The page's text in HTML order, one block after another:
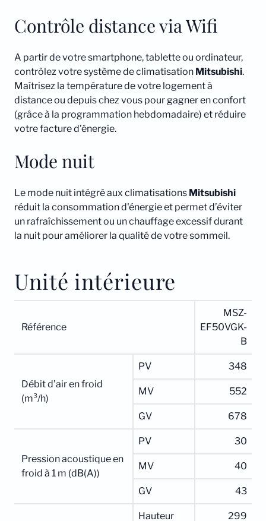
Contrôle distance via Wifi
A partir de votre smartphone, tablette ou ordinateur,
contrôlez votre système de climatisation Mitsubishi.
Maîtrisez la température de votre logement à
distance ou depuis chez vous pour gagner en confort
(grâce à la programmation hebdomadaire) et réduire
votre facture d’énergie.
Mode nuit
Le mode nuit intégré aux climatisations Mitsubishi
réduit la consommation d'énergie et permet d’éviter
un rafraîchissement ou un chauffage excessif durant
la nuit pour améliorer la qualité de votre sommeil.
Unité intérieure
Référence
MSZ-
EF50VGK-
B
Débit d’air en froid
(m³/h)
PV 348
MV 552
GV 678
Pression acoustique en
froid à 1 m (dB(A))
PV 30
MV 40
GV 43
Hauteur 299